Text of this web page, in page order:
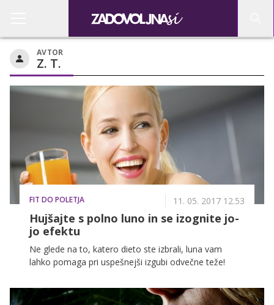
AVTOR
Z. T.
FIT DO POLETJA 11. 05. 2017 12.53
Hujšajte s polno luno in se izognite jo-
jo efektu
Ne glede na to, katero dieto ste izbrali, luna vam
lahko pomaga pri uspešnejši izgubi odvečne teže!